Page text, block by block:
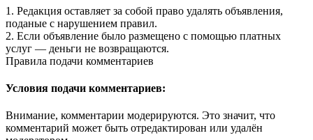
1. Редакция оставляет за собой право удалять объявления,
поданые с нарушением правил.
2. Если объявление было размещено с помощью платных
услуг — деньги не возвращаются.
Правила подачи комментариев
Условия подачи комментариев:
Внимание, комментарии модерируются. Это значит, что
комментарий может быть отредактирован или удалён